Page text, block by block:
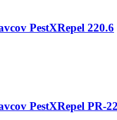
PestXRepel 220.6
PestXRepel PR-